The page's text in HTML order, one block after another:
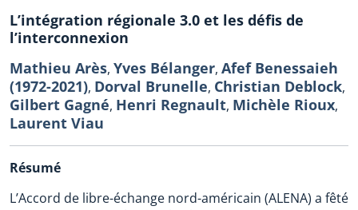
L’intégration régionale 3.0 et les défis de
l’interconnexion
Mathieu Arès, Yves Bélanger, Afef Benessaieh
(1972-2021), Dorval Brunelle, Christian Deblock,
Gilbert Gagné, Henri Regnault, Michèle Rioux,
Laurent Viau
Résumé
L’Accord de libre-échange nord-américain (ALENA) a fêté